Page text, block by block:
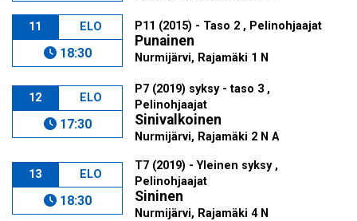
11 ELO
18:30
P11 (2015) - Taso 2 , Pelinohjaajat
Punainen
Nurmijärvi, Rajamäki 1 N
12 ELO
17:30
P7 (2019) syksy - taso 3 ,
Pelinohjaajat
Sinivalkoinen
Nurmijärvi, Rajamäki 2 N A
13 ELO
18:30
T7 (2019) - Yleinen syksy ,
Pelinohjaajat
Sininen
Nurmijärvi, Rajamäki 4 N